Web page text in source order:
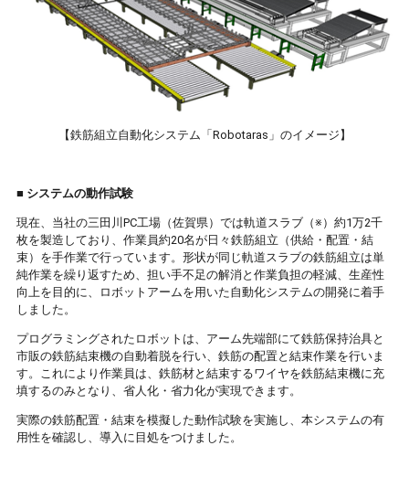
【鉄筋組立自動化システム「Robotaras」のイメージ】
■ システムの動作試験
現在、当社の三田川PC工場（佐賀県）では軌道スラブ（※）約1万2千
枚を製造しており、作業員約20名が日々鉄筋組立（供給・配置・結
束）を手作業で行っています。形状が同じ軌道スラブの鉄筋組立は単
純作業を繰り返すため、担い手不足の解消と作業負担の軽減、生産性
向上を目的に、ロボットアームを用いた自動化システムの開発に着手
しました。
プログラミングされたロボットは、アーム先端部にて鉄筋保持治具と
市販の鉄筋結束機の自動着脱を行い、鉄筋の配置と結束作業を行いま
す。これにより作業員は、鉄筋材と結束するワイヤを鉄筋結束機に充
填するのみとなり、省人化・省力化が実現できます。
実際の鉄筋配置・結束を模擬した動作試験を実施し、本システムの有
用性を確認し、導入に目処をつけました。